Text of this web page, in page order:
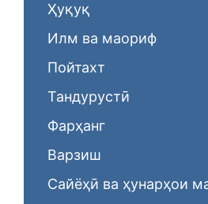
Ҳуқуқ
Илм ва маориф
Пойтахт
Тандурустӣ
Фарҳанг
Варзиш
Сайёҳӣ ва ҳунарҳои